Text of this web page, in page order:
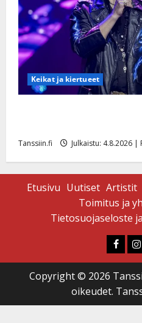
Keikat ja kiertueet
Tanssiin.fi Julkaistu: 4.8.2026 |
Etusivu Uutiset Artistit
Toimitus ja
Tietosuojaseloste
Copyright © 2026
oikeudet.